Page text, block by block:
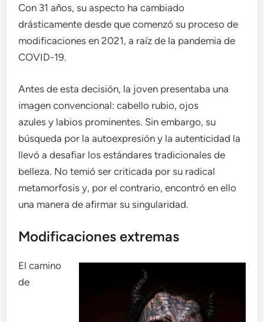
Con 31 años, su aspecto ha cambiado
drásticamente desde que comenzó su proceso de
modificaciones en 2021, a raíz de la pandemia de
COVID-19.
Antes de esta decisión, la joven presentaba una
imagen convencional: cabello rubio, ojos
azules y labios prominentes. Sin embargo, su
búsqueda por la autoexpresión y la autenticidad la
llevó a desafiar los estándares tradicionales de
belleza. No temió ser criticada por su radical
metamorfosis y, por el contrario, encontró en ello
una manera de afirmar su singularidad.
Modificaciones extremas
El camino
de